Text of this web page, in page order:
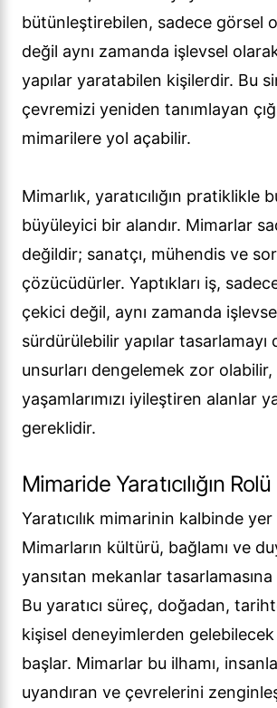
bütünleştirebilen, sadece görsel
değil aynı zamanda işlevsel
yapılar yaratabilen kişilerdir. Bu
çevremizi yeniden tanımlayan
mimarilere yol açabilir.
Mimarlık, yaratıcılığın pratiklikle
büyüleyici bir alandır. Mimarlar
değildir; sanatçı, mühendis ve
çözücüdürler. Yaptıkları iş,
çekici değil, aynı zamanda
sürdürülebilir yapılar tasarlamayı
unsurları dengelemek zor
yaşamlarımızı iyileştiren alanlar
gereklidir.
Mimaride Yaratıcılığın Rolü
Yaratıcılık mimarinin kalbinde yer
Mimarların kültürü, bağlamı ve
yansıtan mekanlar tasarlamasına
Bu yaratıcı süreç, doğadan,
kişisel deneyimlerden
başlar. Mimarlar bu ilhamı,
uyandıran ve çevrelerini